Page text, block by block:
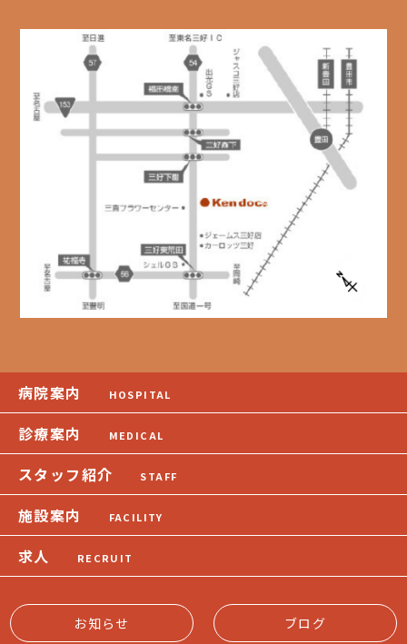
病院案内 HOSPITAL
診療案内 MEDICAL
スタッフ紹介 STAFF
施設案内 FACILITY
求人 RECRUIT
お知らせ ブログ